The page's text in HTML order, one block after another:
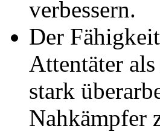
verbessern.
Der
Attentäter
stark
Nahkämpfer